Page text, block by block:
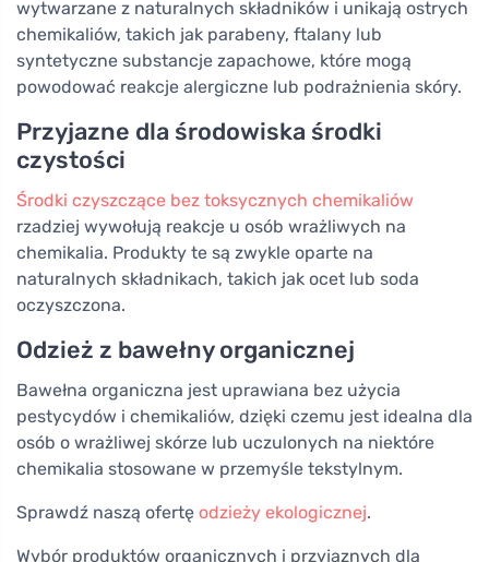
wytwarzane z naturalnych składników i unikają ostrych
chemikaliów, takich jak parabeny, ftalany lub
syntetyczne substancje zapachowe, które mogą
powodować reakcje alergiczne lub podrażnienia skóry.
Przyjazne dla środowiska środki
czystości
Środki czyszczące bez toksycznych chemikaliów
rzadziej wywołują reakcje u osób wrażliwych na
chemikalia. Produkty te są zwykle oparte na
naturalnych składnikach, takich jak ocet lub soda
oczyszczona.
Odzież z bawełny organicznej
Bawełna organiczna jest uprawiana bez użycia
pestycydów i chemikaliów, dzięki czemu jest idealna dla
osób o wrażliwej skórze lub uczulonych na niektóre
chemikalia stosowane w przemyśle tekstylnym.
Sprawdź naszą ofertę odzieży ekologicznej.
Wybór produktów organicznych i przyjaznych dla